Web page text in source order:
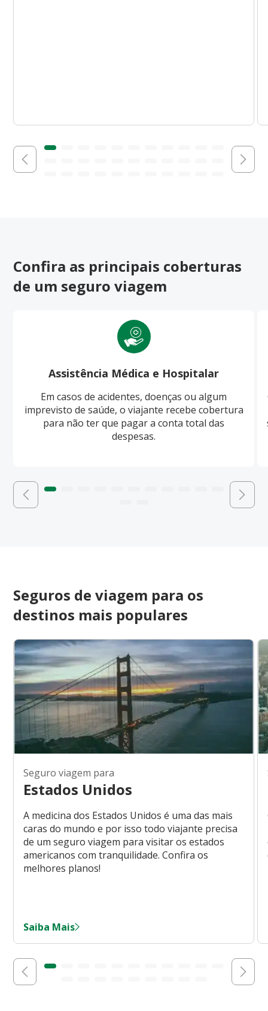
Confira as principais coberturas
de um seguro viagem
Assistência Médica e Hospitalar
Em casos de acidentes, doenças ou algum
imprevisto de saúde, o viajante recebe cobertura
para não ter que pagar a conta total das
despesas.
Seguros de viagem para os
destinos mais populares
Seguro viagem para
Estados Unidos
A medicina dos Estados Unidos é uma das mais
caras do mundo e por isso todo viajante precisa
de um seguro viagem para visitar os estados
americanos com tranquilidade. Confira os
melhores planos!
Saiba Mais